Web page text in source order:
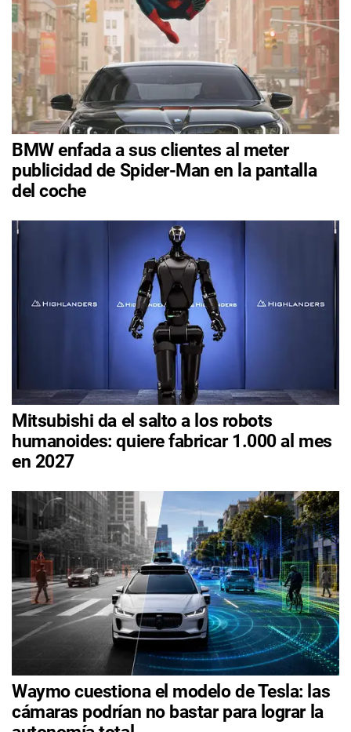
BMW enfada a sus clientes al meter
publicidad de Spider-Man en la pantalla
del coche
Mitsubishi da el salto a los robots
humanoides: quiere fabricar 1.000 al mes
en 2027
Waymo cuestiona el modelo de Tesla: las
cámaras podrían no bastar para lograr la